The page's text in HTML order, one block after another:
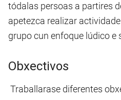
tódalas persoas a partires
apetezca realizar
grupo cun enfoque lúdico e
Obxectivos
Traballarase diferentes